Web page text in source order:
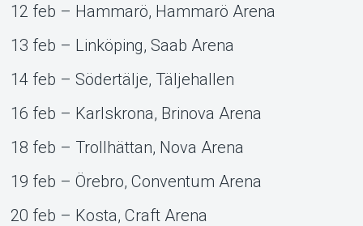
12 feb – Hammarö, Hammarö Arena
13 feb – Linköping, Saab Arena
14 feb – Södertälje, Täljehallen
16 feb – Karlskrona, Brinova Arena
18 feb – Trollhättan, Nova Arena
19 feb – Örebro, Conventum Arena
20 feb – Kosta, Craft Arena